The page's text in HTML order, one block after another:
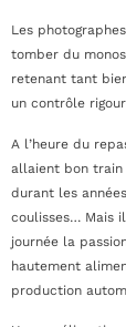
Les
tomber du
retenant tant
un contrôle
A l’heure du
allaient bon train
durant les
coulisses… Mais
journée la
hautement
production